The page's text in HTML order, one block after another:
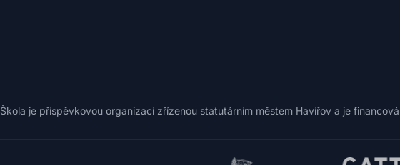
Škola je příspěvkovou organizací zřízenou statutárním městem Havířov a je